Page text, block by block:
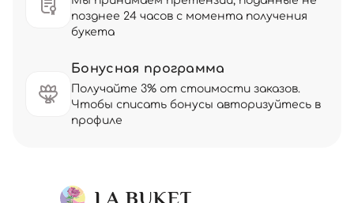
позднее 24 часов с момента получения
букета
Бонусная программа
Получайте 3% от стоимости заказов.
Чтобы списать бонусы авторизуйтесь в
профиле